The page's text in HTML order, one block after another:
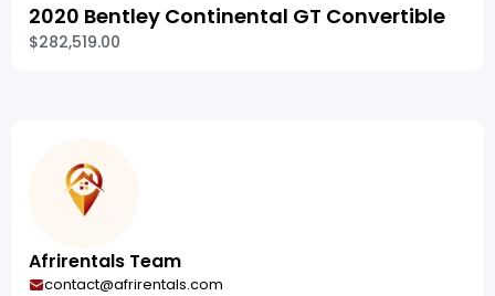
2020 Bentley Continental GT Convertible
$282,519.00
Afrirentals Team
contact@afrirentals.com